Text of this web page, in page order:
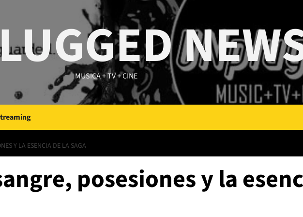
MUSICA + TV + CINE
Y LA ESENCIA DE LA SAGA
posesiones y la